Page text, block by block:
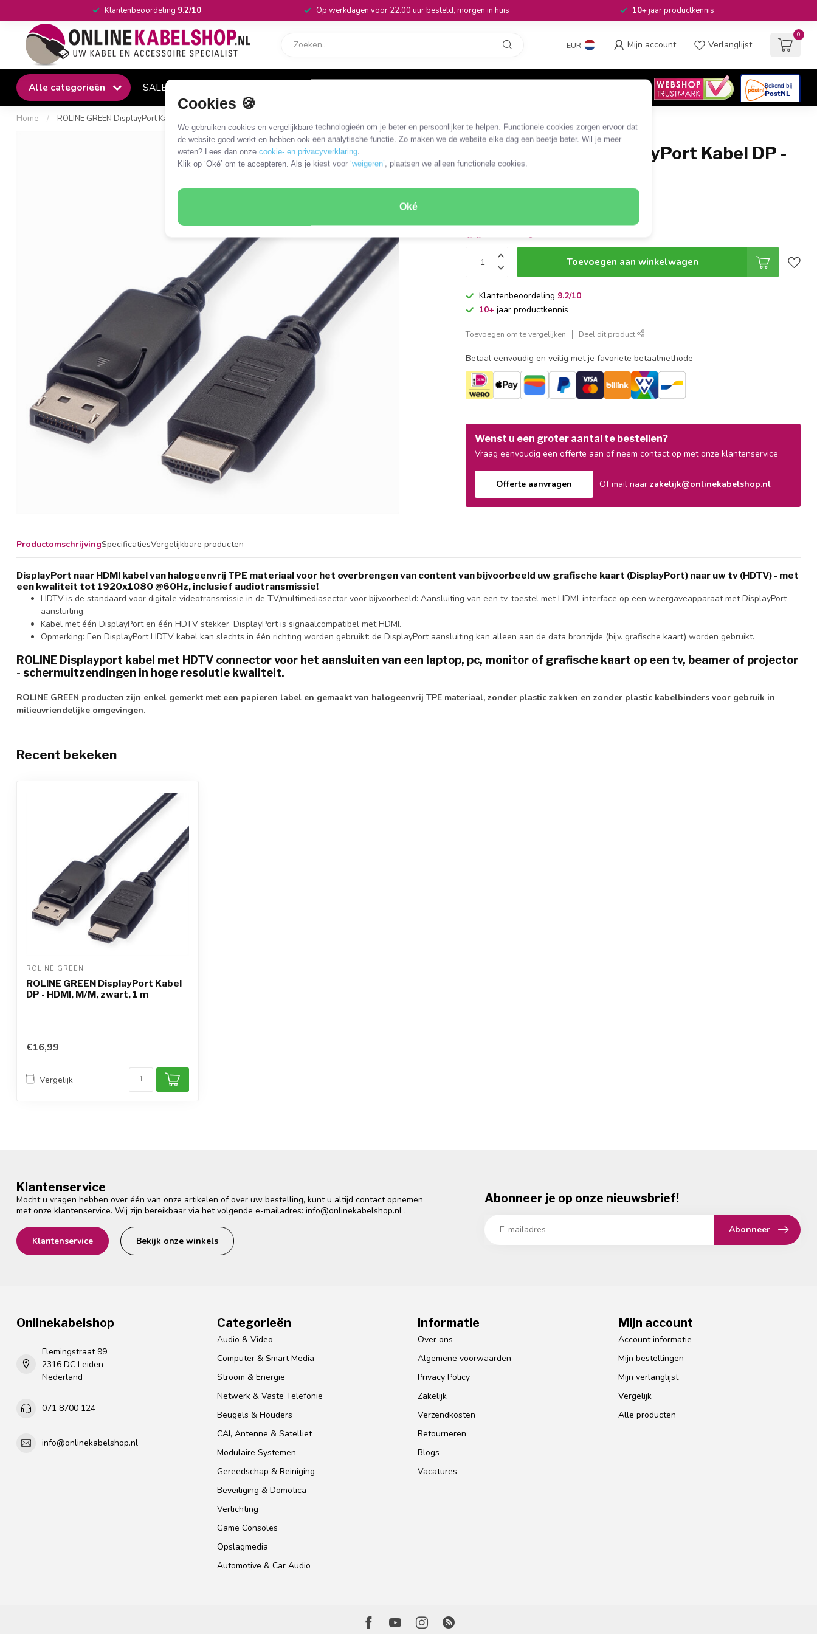
Cookies 🍪
We gebruiken cookies en vergelijkbare technologieën om je beter en persoonlijker te helpen. Functionele cookies zorgen ervoor dat
de website goed werkt en hebben ook een analytische functie. Zo maken we de website elke dag een beetje beter. Wil je meer
weten? Lees dan onze cookie- en privacyverklaring.
Klik op ‘Oké’ om te accepteren. Als je kiest voor ‘weigeren’, plaatsen we alleen functionele cookies.
Oké
Klantenbeoordeling 9.2/10 Op werkdagen voor 22.00 uur besteld, morgen in huis 10+jaar productkennis
EUR Mijn account Verlanglijst
0
Alle categorieën SALE
Home / ROLINE GREEN DisplayPort Kabel DP - HDMI, M/M, zwart, 1 m
UC-S-11445780
ROLINE GREEN DisplayPort Kabel DP -
HDMI, M/M, zwart, 1 m
Toevoegen aan winkelwagen
Klantenbeoordeling 9.2/10
10+ jaar productkennis
Toevoegen om te vergelijken Deel dit product
Betaal eenvoudig en veilig met je favoriete betaalmethode
Wenst u een groter aantal te bestellen?
Vraag eenvoudig een offerte aan of neem contact op met onze klantenservice
Offerte aanvragen Of mail naarzakelijk@onlinekabelshop.nl
ProductomschrijvingSpecificatiesVergelijkbare producten
DisplayPort naar HDMI kabel van halogeenvrij TPE materiaal voor het overbrengen van content van bijvoorbeeld uw grafische kaart (DisplayPort) naar uw tv (HDTV) - met
een kwaliteit tot 1920x1080 @60Hz, inclusief audiotransmissie!
HDTV is de standaard voor digitale videotransmissie in de TV/multimediasector voor bijvoorbeeld: Aansluiting van een tv-toestel met HDMI-interface op een weergaveapparaat met DisplayPort-
aansluiting.
Kabel met één DisplayPort en één HDTV stekker. DisplayPort is signaalcompatibel met HDMI.
Opmerking: Een DisplayPort HDTV kabel kan slechts in één richting worden gebruikt: de DisplayPort aansluiting kan alleen aan de data bronzijde (bijv. grafische kaart) worden gebruikt.
ROLINE Displayport kabel met HDTV connector voor het aansluiten van een laptop, pc, monitor of grafische kaart op een tv, beamer of projector
- schermuitzendingen in hoge resolutie kwaliteit.
ROLINE GREEN producten zijn enkel gemerkt met een papieren label en gemaakt van halogeenvrij TPE materiaal, zonder plastic zakken en zonder plastic kabelbinders voor gebruik in
milieuvriendelijke omgevingen.
Recent bekeken
ROLINE GREEN
ROLINE GREEN DisplayPort Kabel
DP - HDMI, M/M, zwart, 1 m
€16,99
Vergelijk
Klantenservice
Mocht u vragen hebben over één van onze artikelen of over uw bestelling, kunt u altijd contact opnemen
met onze klantenservice. Wij zijn bereikbaar via het volgende e-mailadres: info@onlinekabelshop.nl .
Klantenservice Bekijk onze winkels
Abonneer je op onze nieuwsbrief!
Abonneer
Onlinekabelshop
Flemingstraat 99
2316 DC Leiden
Nederland
071 8700 124
info@onlinekabelshop.nl
Categorieën
Audio & Video
Computer & Smart Media
Stroom & Energie
Netwerk & Vaste Telefonie
Beugels & Houders
CAI, Antenne & Satelliet
Modulaire Systemen
Gereedschap & Reiniging
Beveiliging & Domotica
Verlichting
Game Consoles
Opslagmedia
Automotive & Car Audio
Informatie
Over ons
Algemene voorwaarden
Privacy Policy
Zakelijk
Verzendkosten
Retourneren
Blogs
Vacatures
Mijn account
Account informatie
Mijn bestellingen
Mijn verlanglijst
Vergelijk
Alle producten